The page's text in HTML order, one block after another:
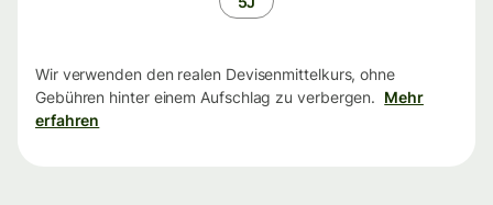
Wir verwenden den realen Devisenmittelkurs, ohne
Gebühren hinter einem Aufschlag zu verbergen. Mehr
erfahren